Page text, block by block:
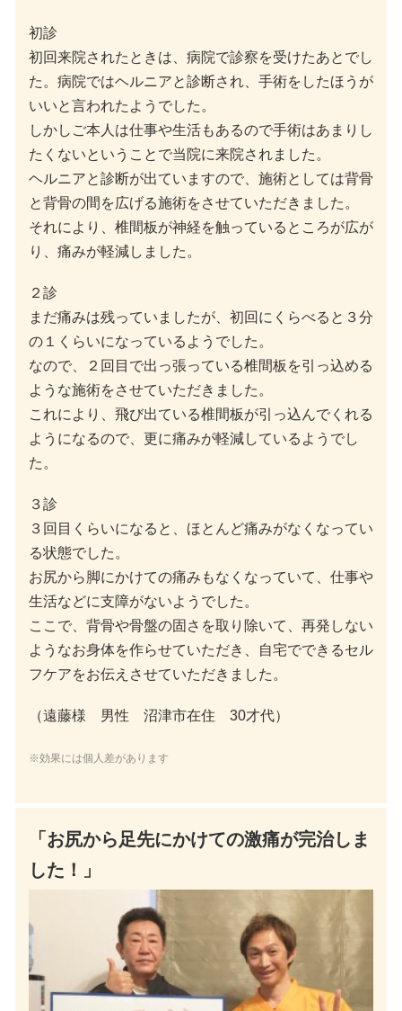
初診
初回来院されたときは、病院で診察を受けたあとでし
た。病院ではヘルニアと診断され、手術をしたほうが
いいと言われたようでした。
しかしご本人は仕事や生活もあるので手術はあまりし
たくないということで当院に来院されました。
ヘルニアと診断が出ていますので、施術としては背骨
と背骨の間を広げる施術をさせていただきました。
それにより、椎間板が神経を触っているところが広が
り、痛みが軽減しました。
２診
まだ痛みは残っていましたが、初回にくらべると３分
の１くらいになっているようでした。
なので、２回目で出っ張っている椎間板を引っ込める
ような施術をさせていただきました。
これにより、飛び出ている椎間板が引っ込んでくれる
ようになるので、更に痛みが軽減しているようでし
た。
３診
３回目くらいになると、ほとんど痛みがなくなってい
る状態でした。
お尻から脚にかけての痛みもなくなっていて、仕事や
生活などに支障がないようでした。
ここで、背骨や骨盤の固さを取り除いて、再発しない
ようなお身体を作らせていただき、自宅でできるセル
フケアをお伝えさせていただきました。
（遠藤様 男性 沼津市在住 30才代）
※効果には個人差があります
「お尻から足先にかけての激痛が完治しま
した！」